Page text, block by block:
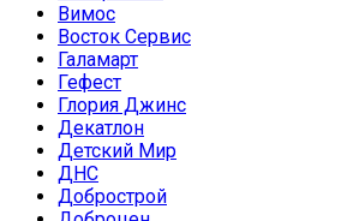
Вимос
Восток Сервис
Галамарт
Гефест
Глория Джинс
Декатлон
Детский Мир
ДНС
Добрострой